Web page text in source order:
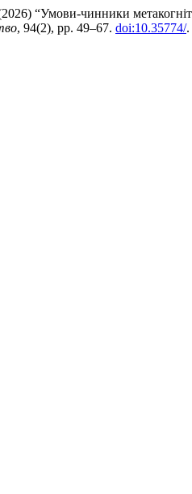
“Умови-чинники
, 94(2), pp. 49–67. doi:10.35774/.